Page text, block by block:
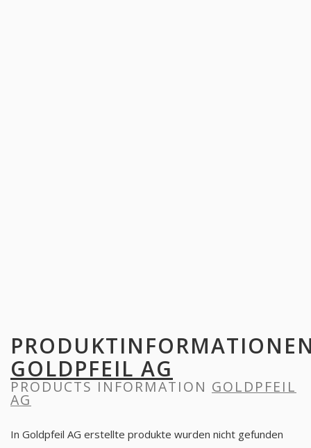
GOLDPFEIL AG
PRODUCTS INFORMATION GOLDPFEIL
AG
In Goldpfeil AG erstellte produkte wurden nicht gefunden